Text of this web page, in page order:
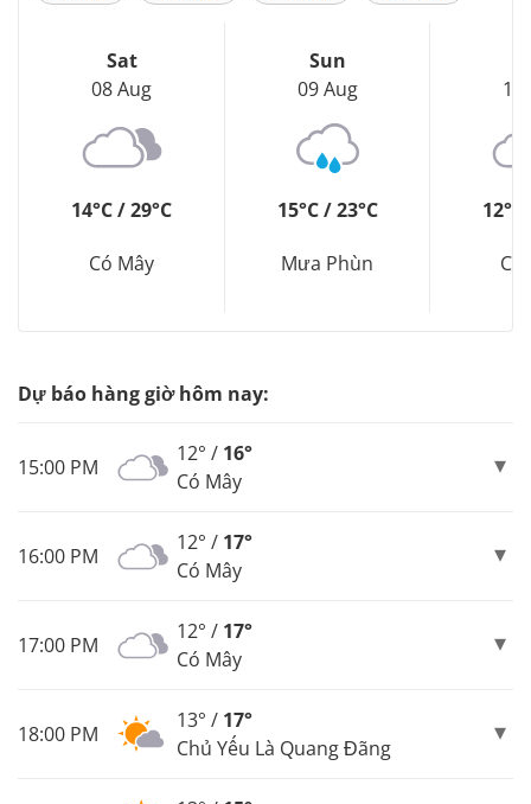
Sat
08 Aug
14°C / 29°C
Có Mây
Sun
09 Aug
15°C / 23°C
Mưa Phùn
10
12°C
Có
Dự báo hàng giờ hôm nay:
15:00 PM
12° / 16°
Có Mây
16:00 PM
12° / 17°
Có Mây
17:00 PM
12° / 17°
Có Mây
18:00 PM
13° / 17°
Chủ Yếu Là Quang Đãng